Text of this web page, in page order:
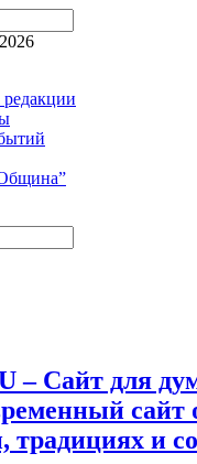
– Сайт для
сайт
традициях и